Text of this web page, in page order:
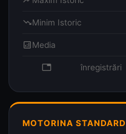
trending_downMinim Istoric
analyticsMedia
database înregistrări
MOTORINA STANDARD